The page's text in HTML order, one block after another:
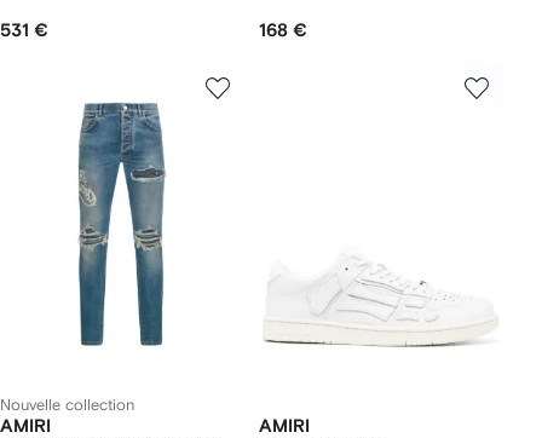
531 € 168 €
Nouvelle collection
AMIRI AMIRI